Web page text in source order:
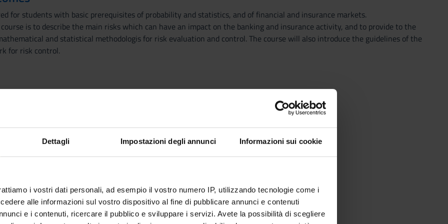
Dettagli Impostazioni degli annunci Informazioni sui cookie
i vostri dati personali, ad esempio il vostro numero IP, utilizzando tecnologie come i
alle informazioni sul vostro dispositivo al fine di pubblicare annunci e contenuti
e i contenuti, ricercare il pubblico e sviluppare i servizi. Avete la possibilità di scegliere
for students with basic prerequisites of probability and statistics, and of financial and insurance markets.
is to describe the main risks which can have an impact on the banking and insurance activity, and to provide to the
and statistical methodologis for risk evaluation and control. The course will also introduce the guidelines of the
for risk control.
estimation
Simulation methods: Monte Carlo and historical simulations
back-testing